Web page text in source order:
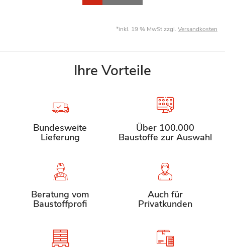
*inkl. 19 % MwSt zzgl. Versandkosten
Ihre Vorteile
Bundesweite
Lieferung
Über 100.000
Baustoffe zur Auswahl
Beratung vom
Baustoffprofi
Auch für
Privatkunden